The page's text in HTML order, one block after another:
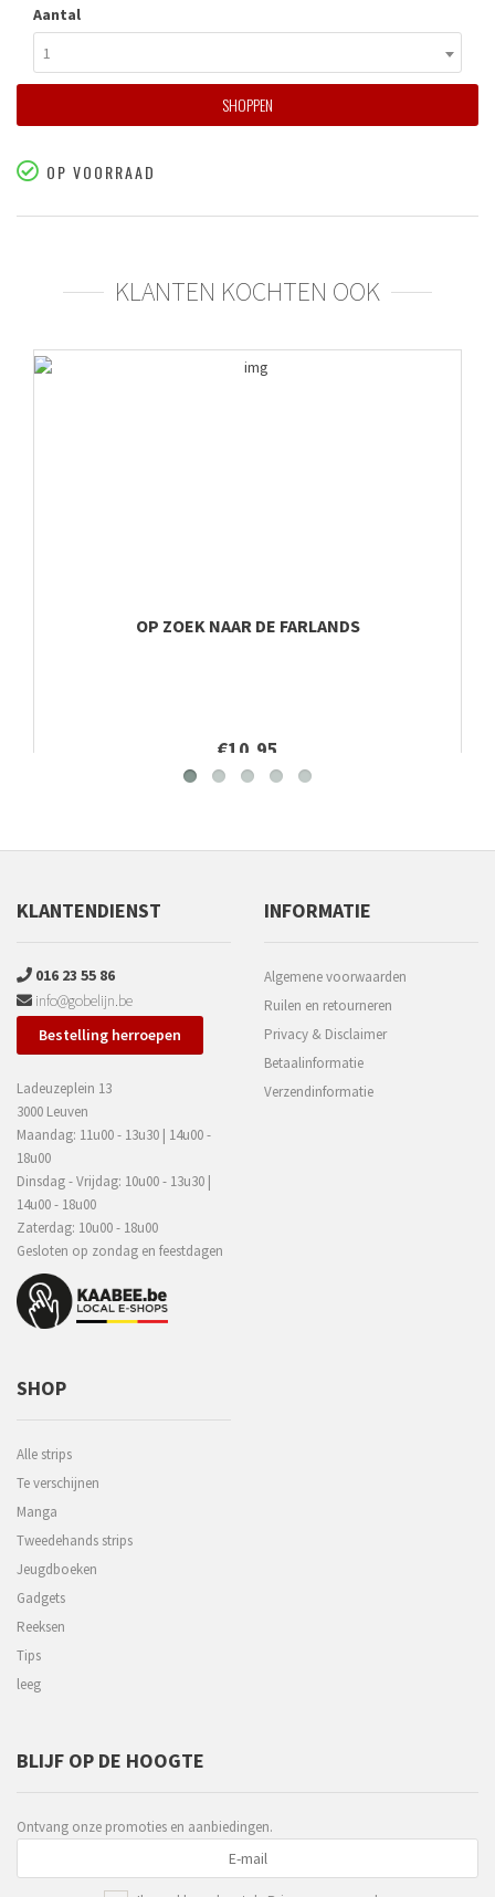
Aantal
1
SHOPPEN
OP VOORRAAD
KLANTEN KOCHTEN OOK
OP ZOEK NAAR DE FARLANDS
€10,95
KLANTENDIENST
016 23 55 86
info@gobelijn.be
Bestelling herroepen
Ladeuzeplein 13
3000 Leuven
Maandag: 11u00 - 13u30 | 14u00 -
18u00
Dinsdag - Vrijdag: 10u00 - 13u30 |
14u00 - 18u00
Zaterdag: 10u00 - 18u00
Gesloten op zondag en feestdagen
INFORMATIE
Algemene voorwaarden
Ruilen en retourneren
Privacy & Disclaimer
Betaalinformatie
Verzendinformatie
SHOP
Alle strips
Te verschijnen
Manga
Tweedehands strips
Jeugdboeken
Gadgets
Reeksen
Tips
leeg
BLIJF OP DE HOOGTE
Ontvang onze promoties en aanbiedingen.